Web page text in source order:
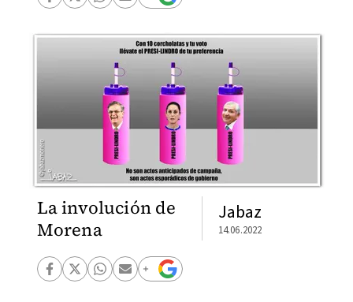
La involución de
Morena
Jabaz
14.06.2022